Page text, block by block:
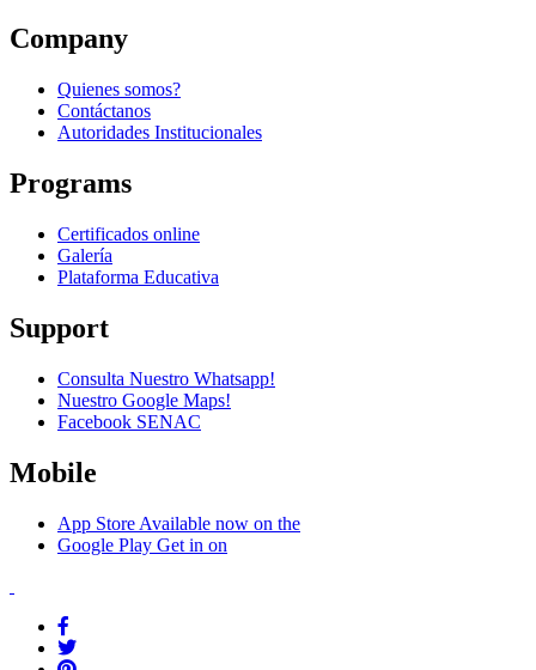
Company
Quienes somos?
Contáctanos
Autoridades Institucionales
Programs
Certificados online
Galería
Plataforma Educativa
Support
Consulta Nuestro Whatsapp!
Nuestro Google Maps!
Facebook SENAC
Mobile
App Store Available now on the
Google Play Get in on